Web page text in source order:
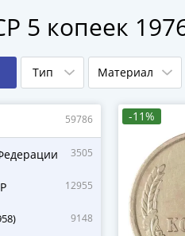
5 копеек
Тип Материал
59786
3505
12955
9148
-11%